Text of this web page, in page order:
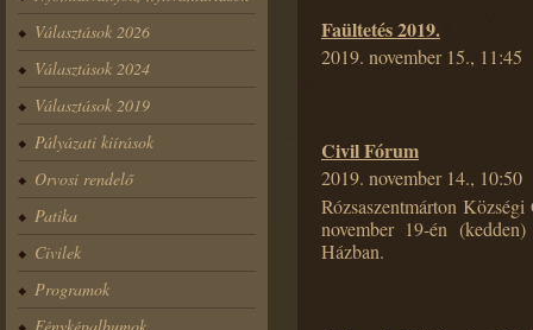
Választások 2026
Választások 2024
Választások 2019
Pályázati kiírások
Orvosi rendelő
Patika
Civilek
Programok
Faültetés 2019.
2019. november 15., 11:45
Civil Fórum
2019. november 14., 10:50
Rózsaszentmárton
november 19-én
Házban.